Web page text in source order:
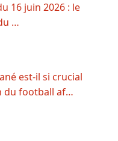
16 juin 2026 : le
…
est-il si crucial
du football af…